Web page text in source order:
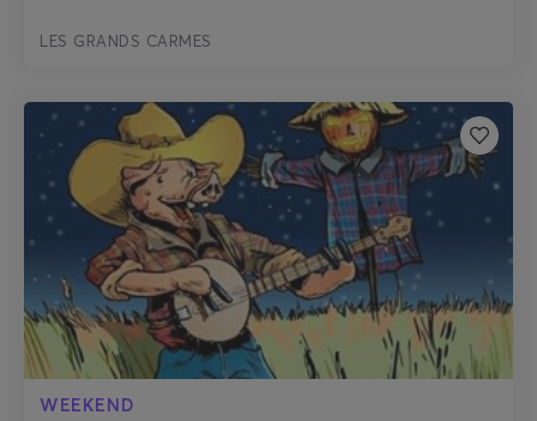
LES GRANDS CARMES
WEEKEND